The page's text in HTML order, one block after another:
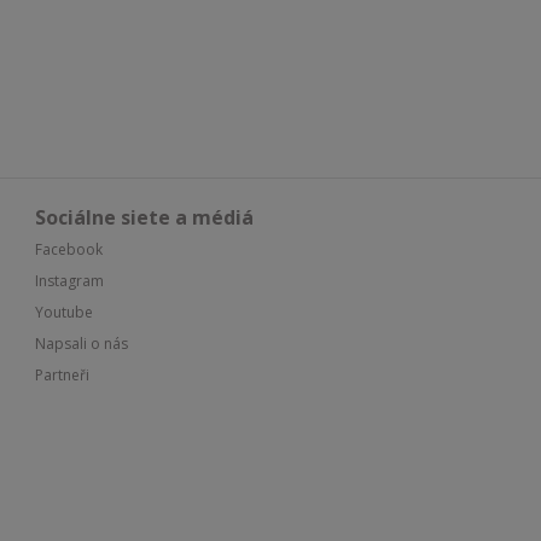
Sociálne siete a médiá
Facebook
Instagram
Youtube
Napsali o nás
Partneři